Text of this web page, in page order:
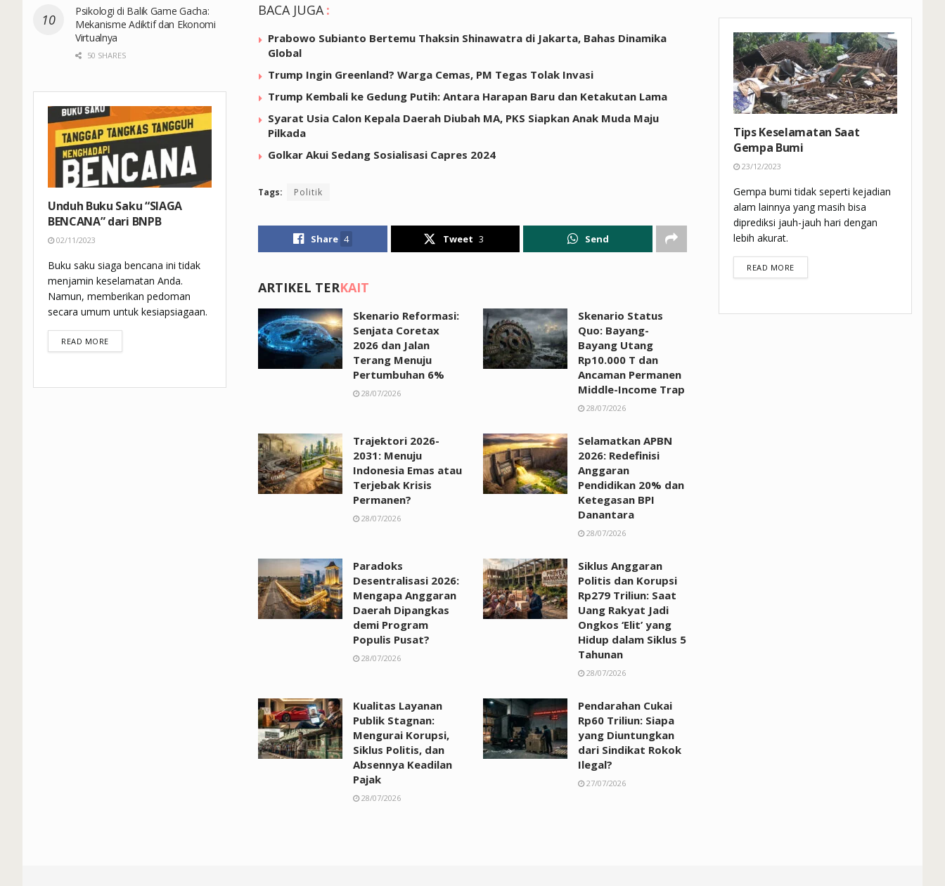
BACA JUGA :
Prabowo Subianto Bertemu Thaksin Shinawatra di Jakarta, Bahas Dinamika
Global
Trump Ingin Greenland? Warga Cemas, PM Tegas Tolak Invasi
Trump Kembali ke Gedung Putih: Antara Harapan Baru dan Ketakutan Lama
Syarat Usia Calon Kepala Daerah Diubah MA, PKS Siapkan Anak Muda Maju
Pilkada
Golkar Akui Sedang Sosialisasi Capres 2024
Tags: Politik
Share 4 Tweet 3 Send
ARTIKEL TERKAIT
Skenario Reformasi:
Senjata Coretax
2026 dan Jalan
Terang Menuju
Pertumbuhan 6%
28/07/2026
Skenario Status
Quo: Bayang-
Bayang Utang
Rp10.000 T dan
Ancaman Permanen
Middle-Income Trap
28/07/2026
Trajektori 2026-
2031: Menuju
Indonesia Emas atau
Terjebak Krisis
Permanen?
28/07/2026
Selamatkan APBN
2026: Redefinisi
Anggaran
Pendidikan 20% dan
Ketegasan BPI
Danantara
28/07/2026
Paradoks
Desentralisasi 2026:
Mengapa Anggaran
Daerah Dipangkas
demi Program
Populis Pusat?
28/07/2026
Siklus Anggaran
Politis dan Korupsi
Rp279 Triliun: Saat
Uang Rakyat Jadi
Ongkos ‘Elit’ yang
Hidup dalam Siklus 5
Tahunan
28/07/2026
Kualitas Layanan
Publik Stagnan:
Mengurai Korupsi,
Siklus Politis, dan
Absennya Keadilan
Pajak
28/07/2026
Pendarahan Cukai
Rp60 Triliun: Siapa
yang Diuntungkan
dari Sindikat Rokok
Ilegal?
27/07/2026
Psikologi di Balik Game Gacha:
Mekanisme Adiktif dan Ekonomi
Virtualnya
50 SHARES
Unduh Buku Saku “SIAGA
BENCANA” dari BNPB
02/11/2023
Buku saku siaga bencana ini tidak
menjamin keselamatan Anda.
Namun, memberikan pedoman
secara umum untuk kesiapsiagaan.
READ MOREDETAILS
Tips Keselamatan Saat
Gempa Bumi
23/12/2023
Gempa bumi tidak seperti kejadian
alam lainnya yang masih bisa
diprediksi jauh-jauh hari dengan
lebih akurat.
READ MOREDETAILS